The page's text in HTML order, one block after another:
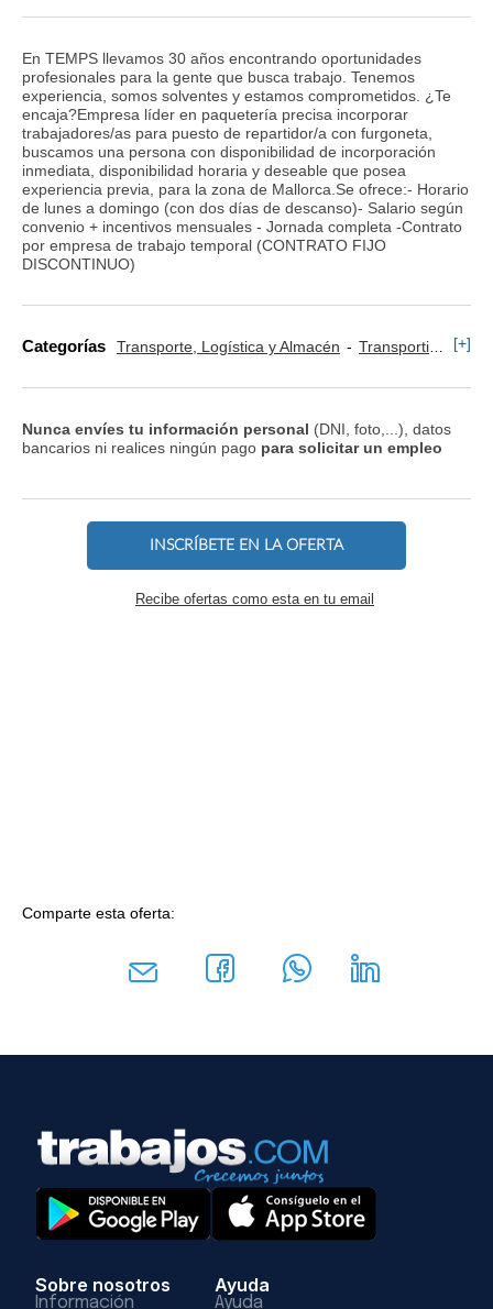
En TEMPS llevamos 30 años encontrando oportunidades
profesionales para la gente que busca trabajo. Tenemos
experiencia, somos solventes y estamos comprometidos. ¿Te
encaja?Empresa líder en paquetería precisa incorporar
trabajadores/as para puesto de repartidor/a con furgoneta,
buscamos una persona con disponibilidad de incorporación
inmediata, disponibilidad horaria y deseable que posea
experiencia previa, para la zona de Mallorca.Se ofrece:- Horario
de lunes a domingo (con dos días de descanso)- Salario según
convenio + incentivos mensuales - Jornada completa -Contrato
por empresa de trabajo temporal (CONTRATO FIJO
DISCONTINUO)
Categorías Transporte, Logística y Almacén Transportista, Mensajero y Conductor [+]
Nunca envíes tu información personal (DNI, foto,...), datos
bancarios ni realices ningún pago para solicitar un empleo
INSCRÍBETE EN LA OFERTA
Recibe ofertas como esta en tu email
Comparte esta oferta:
Sobre nosotros
Información
Ayuda
Ayuda